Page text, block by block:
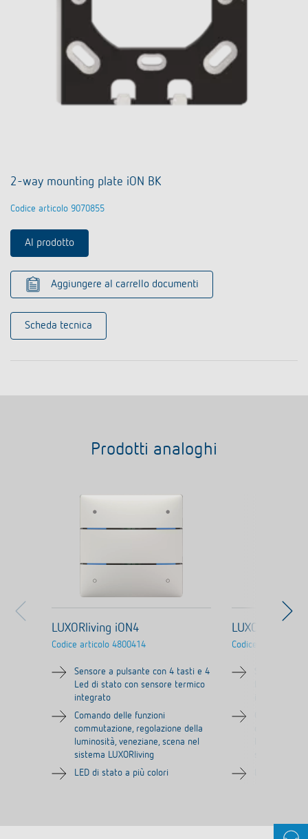
2-way mounting plate iON BK
Codice articolo 9070855
Al prodotto
Aggiungere al carrello documenti
Scheda tecnica
Prodotti analoghi
LUXORliving iON4
Codice articolo 4800414
Sensore a pulsante con 4 tasti e 4
Led di stato con sensore termico
integrato
Comando delle funzioni
commutazione, regolazione della
luminosità, veneziane, scena nel
sistema LUXORliving
LED di stato a più colori
LUXORliving
Codice articolo